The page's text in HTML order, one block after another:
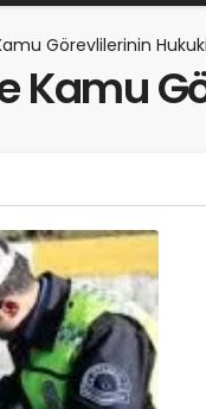
Görevlilerinin
Kamu